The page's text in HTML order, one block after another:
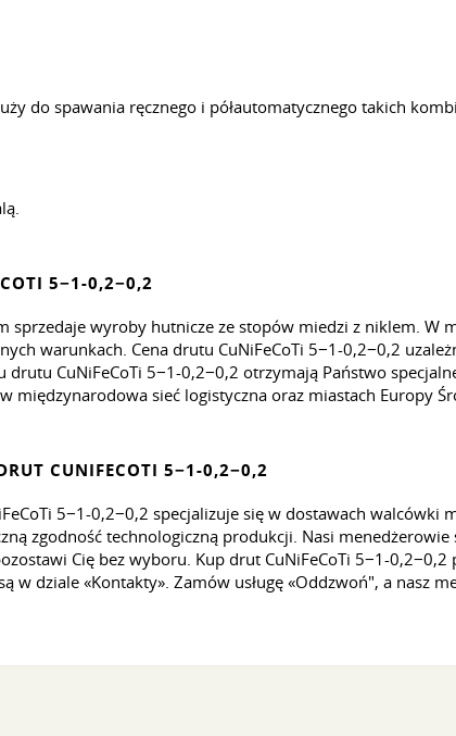
do spawania ręcznego i półautomatycznego takich
5−1-0,2−0,2
sprzedaje wyroby hutnicze ze stopów miedzi z niklem. W
warunkach. Cena drutu CuNiFeCoTi 5−1-0,2−0,2
CuNiFeCoTi 5−1-0,2−0,2 otrzymają Państwo
międzynarodowa sieć logistyczna oraz miastach Europy
CUNIFECOTI 5−1-0,2−0,2
5−1-0,2−0,2 specjalizuje się w dostawach
zgodność technologiczną produkcji. Nasi
Cię bez wyboru. Kup drut CuNiFeCoTi 5−1-
w dziale «Kontakty». Zamów usługę «Oddzwoń", a nasz